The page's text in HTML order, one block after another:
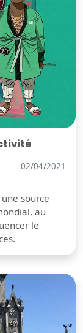
02/04/2021
source
au
le